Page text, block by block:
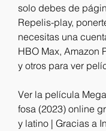
solo debes de
Repelis-play,
necesitas una
HBO Max, Amazon
y otros para ver
Ver la película
fosa (2023) online
y latino | Gracias a